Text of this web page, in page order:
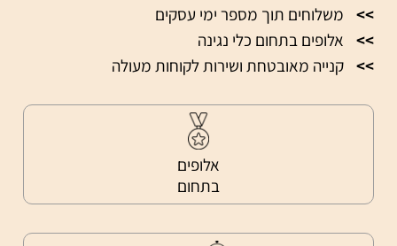
>>
משלוחים תוך מספר ימי עסקים
>>
אלופים בתחום כלי נגינה
>> קנייה מאובטחת ושירות לקוחות מעולה
אלופים
בתחום